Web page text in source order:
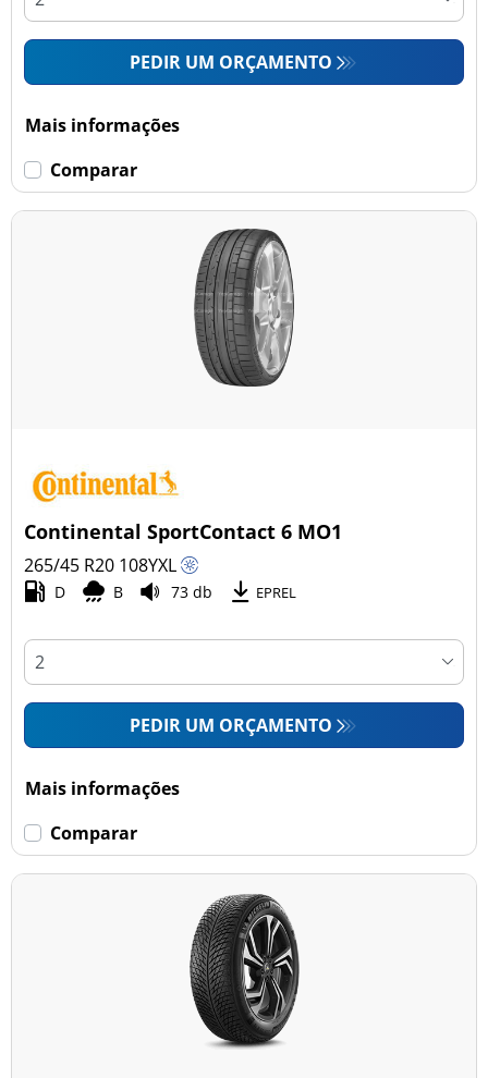
PEDIR UM ORÇAMENTO
Mais informações
Comparar
Continental SportContact 6 MO1
265/45 R20 108YXL
D B 73 db EPREL
PEDIR UM ORÇAMENTO
Mais informações
Comparar